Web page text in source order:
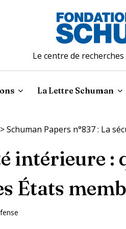
Le centre de
La Lettre Schuman
>Schuman Papers n°837 : La
intérieure :
États